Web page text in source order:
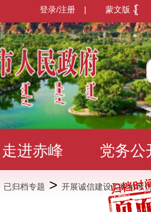
蒙文版
|
登录/注册
走进赤峰 党务公
政民互动 数据发
已归档专题 > 开展诚信建设工程持续